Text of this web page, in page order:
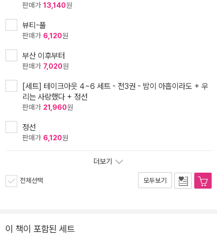
판매가 13,140원
뷰티-풀
판매가 6,120원
부산 이후부터
판매가 7,020원
[세트] 테이크아웃 4~6 세트 - 전3권 - 밤이 아홉이라도 + 우
리는 사랑했다 + 정선
판매가 21,960원
정선
판매가 6,120원
더보기
전체선택 모두보기
이 책이 포함된 세트